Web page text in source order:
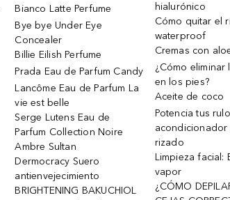
Bianco Latte Perfume
Bye bye Under Eye
Concealer
Billie Eilish Perfume
Prada Eau de Parfum Candy
Lancôme Eau de Parfum La
vie est belle
Serge Lutens Eau de
Parfum Collection Noire
Ambre Sultan
Dermocracy Suero
antienvejecimiento
BRIGHTENING BAKUCHIOL
hialurónico
Cómo quitar el
waterproof
Cremas con
¿Cómo eliminar
en los pies?
Aceite de coco
Potencia tus
rizado
Limpieza facial:
vapor
¿CÓMO